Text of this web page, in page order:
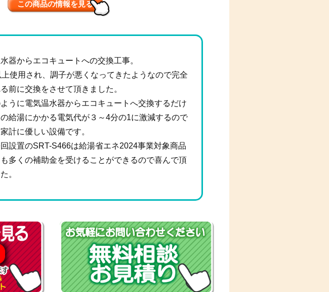
この商品の情報を見る
器からエコキュートへの交換工事。
使用され、調子が悪くなってきたようなので完全
前に交換をさせて頂きました。
うに電気温水器からエコキュートへ交換するだけ
給湯にかかる電気代が３～4分の1に激減するので
計に優しい設備です。
設置のSRT-S466は給湯省エネ2024事業対象商品
多くの補助金を受けることができるので喜んで頂
。